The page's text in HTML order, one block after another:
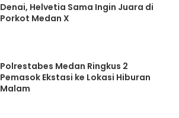
Denai, Helvetia Sama Ingin Juara di
Porkot Medan X
Polrestabes Medan Ringkus 2
Pemasok Ekstasi ke Lokasi Hiburan
Malam